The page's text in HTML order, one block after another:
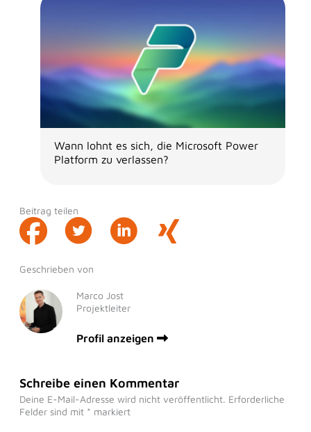
Wann lohnt es sich, die Microsoft Power
Platform zu verlassen?
Beitrag teilen
Geschrieben von
Marco Jost
Projektleiter
Profil anzeigen
Schreibe einen Kommentar
Deine E-Mail-Adresse wird nicht veröffentlicht. Erforderliche
Felder sind mit * markiert